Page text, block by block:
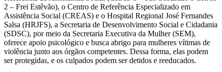
2 – Frei Estêvão), o Centro de Referência Especializado em
Assistência Social (CREAS) e o Hospital Regional José Fernandes
Salsa (HRJFS), a Secretaria de Desenvolvimento Social e Cidadania
(SDSC), por meio da Secretaria Executiva da Mulher (SEM),
oferece apoio psicológico e busca abrigo para mulheres vítimas de
violência junto aos órgãos competentes. Dessa forma, elas podem
ser protegidas, e os culpados podem ser detidos e reeducados.